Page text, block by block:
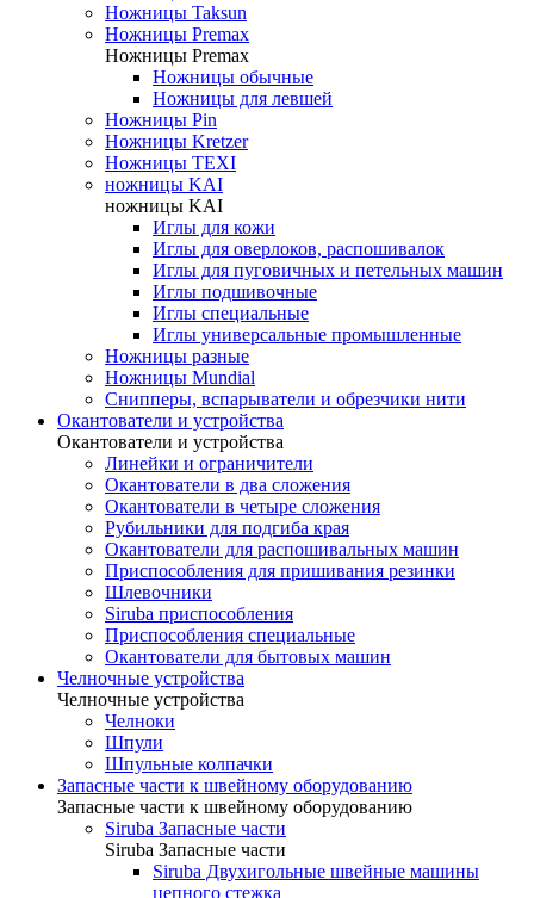
Ножницы Taksun
Ножницы Premax
Ножницы Premax
Ножницы обычные
Ножницы для левшей
Ножницы Pin
Ножницы Kretzer
Ножницы TEXI
ножницы KAI
ножницы KAI
Иглы для кожи
Иглы для оверлоков, распошивалок
Иглы для пуговичных и петельных машин
Иглы подшивочные
Иглы специальные
Иглы универсальные промышленные
Ножницы разные
Ножницы Mundial
Снипперы, вспарыватели и обрезчики нити
Окантователи и устройства
Окантователи и устройства
Линейки и ограничители
Окантователи в два сложения
Окантователи в четыре сложения
Рубильники для подгиба края
Окантователи для распошивальных машин
Приспособления для пришивания резинки
Шлевочники
Siruba приспособления
Приспособления специальные
Окантователи для бытовых машин
Челночные устройства
Челночные устройства
Челноки
Шпули
Шпульные колпачки
Запасные части к швейному оборудованию
Запасные части к швейному оборудованию
Siruba Запасные части
Siruba Запасные части
Siruba Двухигольные швейные машины
цепного стежка